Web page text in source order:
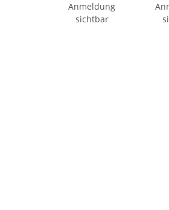
hohe Form M8
mm 500 Stück
Anmeldung
sichtbar